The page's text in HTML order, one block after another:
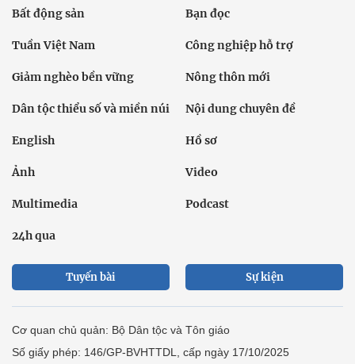
Bất động sản Bạn đọc
Tuần Việt Nam Công nghiệp hỗ trợ
Giảm nghèo bền vững Nông thôn mới
Dân tộc thiểu số và miền núi Nội dung chuyên đề
English Hồ sơ
Ảnh Video
Multimedia Podcast
24h qua
Tuyến bài Sự kiện
Cơ quan chủ quản: Bộ Dân tộc và Tôn giáo
Số giấy phép: 146/GP-BVHTTDL, cấp ngày 17/10/2025